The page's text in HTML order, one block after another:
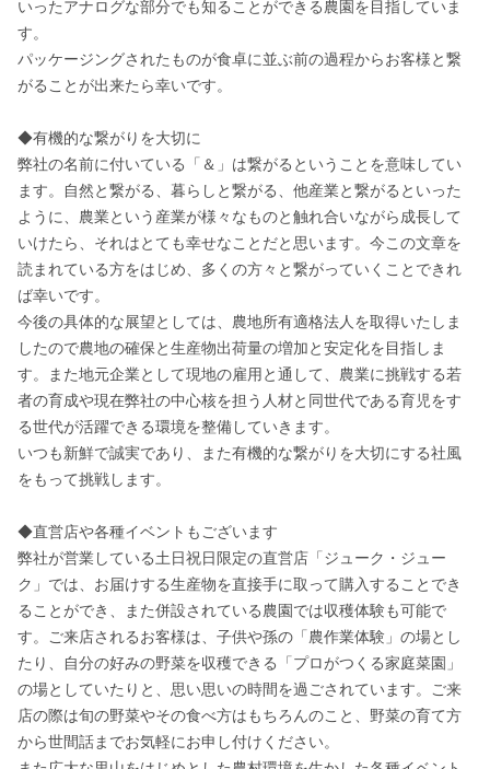
いったアナログな部分でも知ることができる農園を目指していま
す。
パッケージングされたものが食卓に並ぶ前の過程からお客様と繋
がることが出来たら幸いです。
◆有機的な繋がりを大切に
弊社の名前に付いている「＆」は繋がるということを意味してい
ます。自然と繋がる、暮らしと繋がる、他産業と繋がるといった
ように、農業という産業が様々なものと触れ合いながら成長して
いけたら、それはとても幸せなことだと思います。今この文章を
読まれている方をはじめ、多くの方々と繋がっていくことできれ
ば幸いです。
今後の具体的な展望としては、農地所有適格法人を取得いたしま
したので農地の確保と生産物出荷量の増加と安定化を目指しま
す。また地元企業として現地の雇用と通して、農業に挑戦する若
者の育成や現在弊社の中心核を担う人材と同世代である育児をす
る世代が活躍できる環境を整備していきます。
いつも新鮮で誠実であり、また有機的な繋がりを大切にする社風
をもって挑戦します。
◆直営店や各種イベントもございます
弊社が営業している土日祝日限定の直営店「ジューク・ジュー
ク」では、お届けする生産物を直接手に取って購入することでき
ることができ、また併設されている農園では収穫体験も可能で
す。ご来店されるお客様は、子供や孫の「農作業体験」の場とし
たり、自分の好みの野菜を収穫できる「プロがつくる家庭菜園」
の場としていたりと、思い思いの時間を過ごされています。ご来
店の際は旬の野菜やその食べ方はもちろんのこと、野菜の育て方
から世間話までお気軽にお申し付けください。